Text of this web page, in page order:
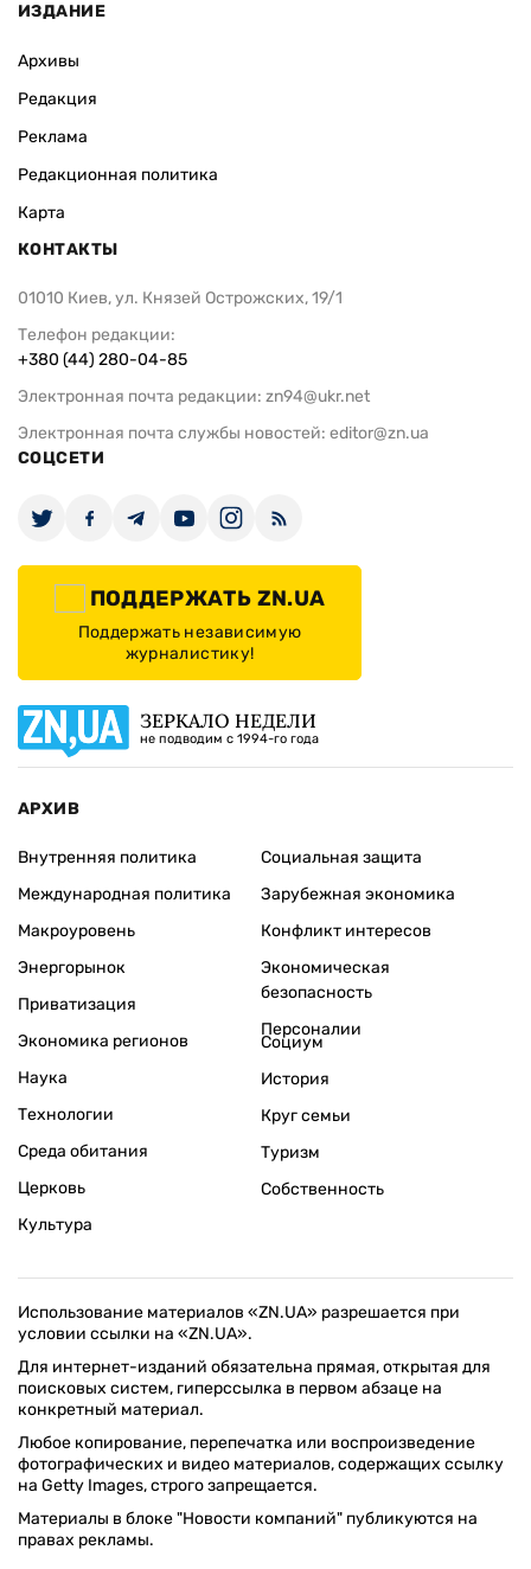
ИЗДАНИЕ
Архивы
Редакция
Реклама
Редакционная политика
Карта
КОНТАКТЫ
01010 Киев, ул. Князей Острожских, 19/1
Телефон редакции:
+380 (44) 280-04-85
Электронная почта редакции: zn94@ukr.net
Электронная почта службы новостей: editor@zn.ua
СОЦСЕТИ
ПОДДЕРЖАТЬ ZN.UA
Поддержать независимую
журналистику!
ЗЕРКАЛО НЕДЕЛИ
не подводим с 1994-го года
АРХИВ
Внутренняя политика
Международная политика
Макроуровень
Энергорынок
Приватизация
Экономика регионов
Социальная защита
Зарубежная экономика
Конфликт интересов
Экономическая
безопасность
Персоналии
Наука
Технологии
Среда обитания
Церковь
Культура
Социум
История
Круг семьи
Туризм
Собственность
Использование материалов «ZN.UA» разрешается при
условии ссылки на «ZN.UA».
Для интернет-изданий обязательна прямая, открытая для
поисковых систем, гиперссылка в первом абзаце на
конкретный материал.
Любое копирование, перепечатка или воспроизведение
фотографических и видео материалов, содержащих ссылку
на Getty Images, строго запрещается.
Материалы в блоке "Новости компаний" публикуются на
правах рекламы.